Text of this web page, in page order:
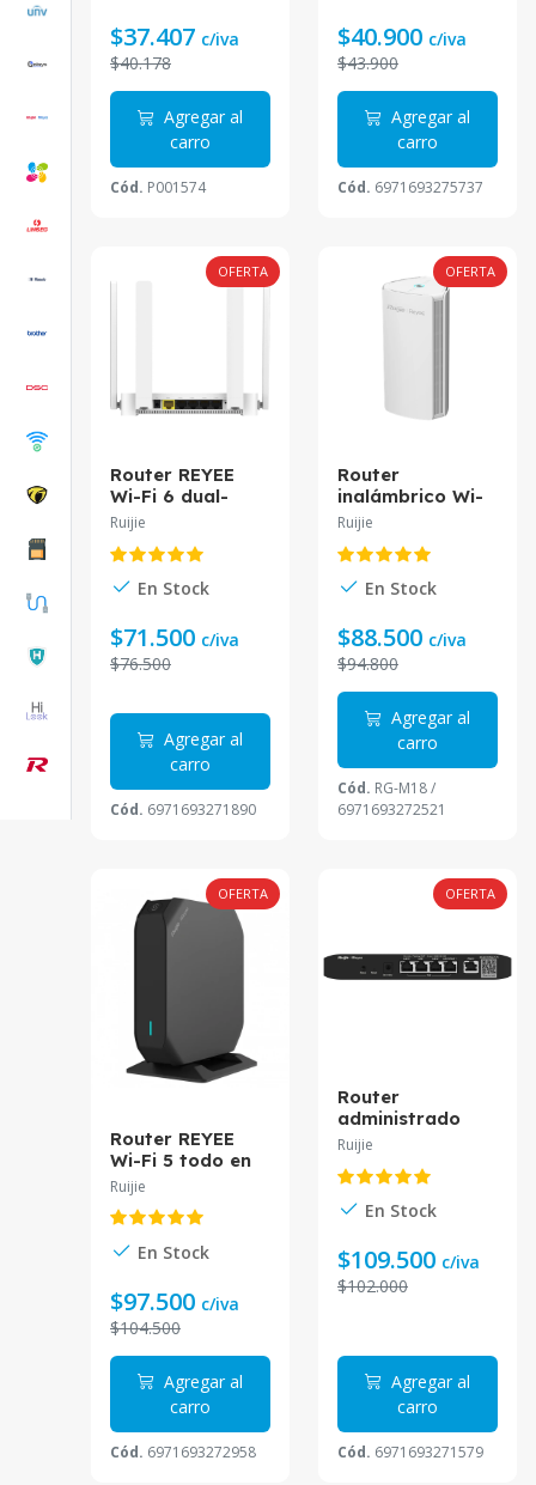
$37.407 c/iva
$40.178
Agregar al
carro
Cód. P001574
$40.900 c/iva
$43.900
Agregar al
carro
Cód. 6971693275737
OFERTA
Router REYEE
Wi-Fi 6 dual-
band Gigabits
soporta Mesh
troughput
1800Mbps RG-
Ruijie
En Stock
$71.500 c/iva
$76.500
Agregar al
carro
Cód. 6971693271890
OFERTA
Router
inalámbrico Wi-
Fi 6 de doble
banda Gigabit
de 1800Mbps.
RG-M18.
Ruijie
En Stock
$88.500 c/iva
$94.800
Agregar al
carro
Cód. RG-M18 /
6971693272521
OFERTA
Router REYEE
Wi-Fi 5 todo en
uno, 5 puertos
Gigabits soporta
maximo 4 WAN
omni-direcc RG-
Ruijie
En Stock
$97.500 c/iva
$104.500
Agregar al
carro
Cód. 6971693272958
OFERTA
Router
administrado
por la Nube de
REYEE 5 puertas
10/100/1000
Base-T 4 son
EG105G-P-V2
Ruijie
En Stock
$109.500 c/iva
$102.000
Agregar al
carro
Cód. 6971693271579